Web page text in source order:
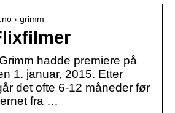
› grimm
hadde premiere på
1. januar, 2015. Etter
det ofte 6-12 måneder før
fra …